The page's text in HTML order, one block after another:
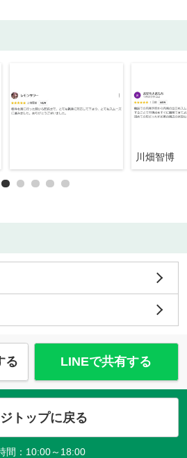
川畑智博
る LINEで共有する
トップに戻る
間：10:00～18:00